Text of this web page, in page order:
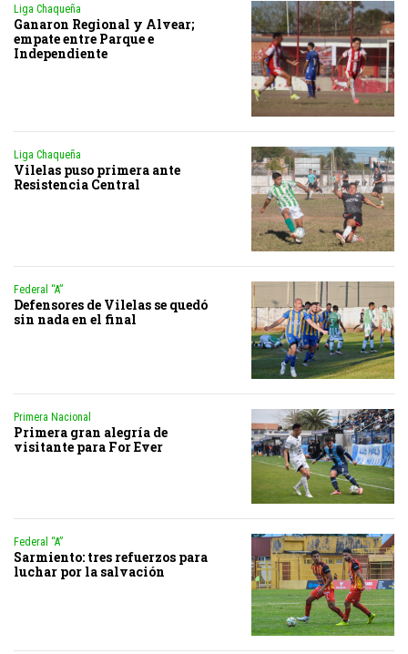
Liga Chaqueña
Ganaron Regional y Alvear;
empate entre Parque e
Independiente
Liga Chaqueña
Vilelas puso primera ante
Resistencia Central
Federal “A”
Defensores de Vilelas se quedó
sin nada en el final
Primera Nacional
Primera gran alegría de
visitante para For Ever
Federal “A”
Sarmiento: tres refuerzos para
luchar por la salvación